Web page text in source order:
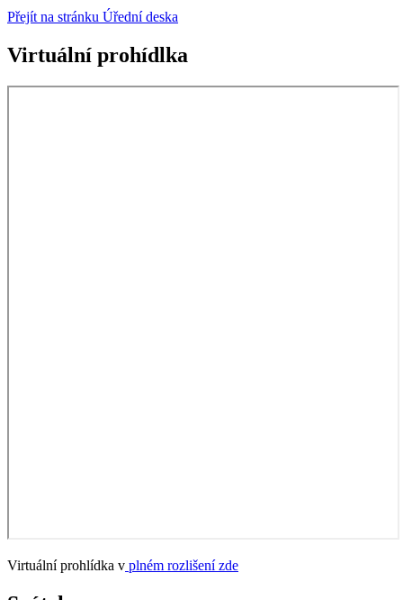
Přejít na stránku Úřední deska
Virtuální prohídlka
Virtuální prohlídka v plném rozlišení zde